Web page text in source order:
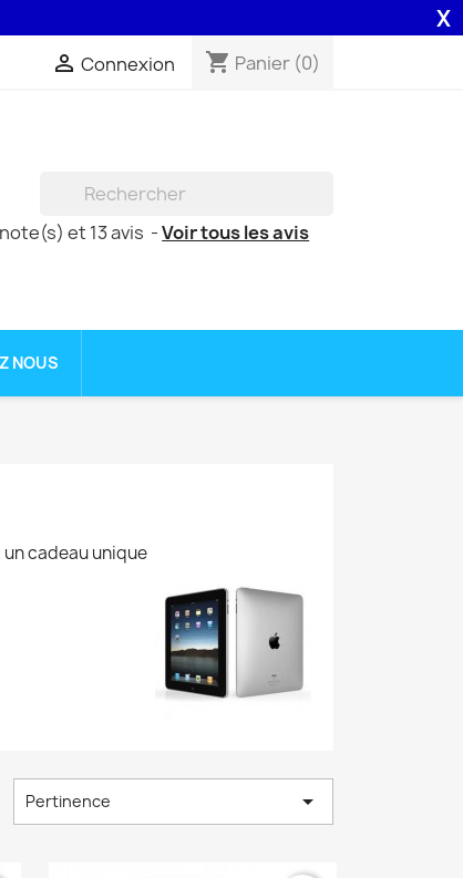
par la Poste . X
 Connexion shopping_cart Panier (0)
note(s) et 13avis -Voir tous les avis
NOUS
cadeau unique
Pertinence 